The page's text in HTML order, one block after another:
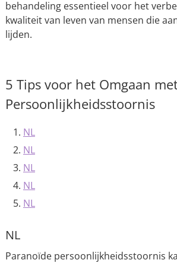
behandeling essentieel voor het
kwaliteit van leven van mensen die
lijden.
5 Tips voor het Omgaan
Persoonlijkheidsstoornis
NL
NL
NL
NL
NL
NL
Paranoïde persoonlijkheidsstoornis